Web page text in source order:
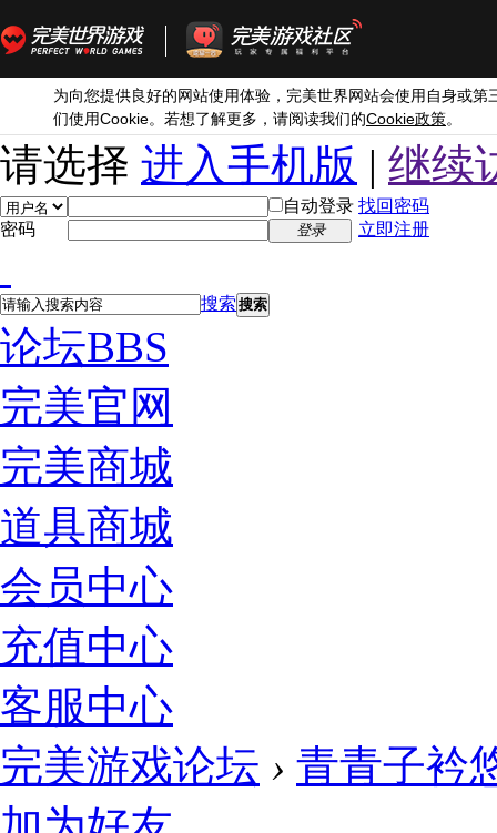
为向您提供良好的网站使用体验，完美世界网站会使用自身或第
们使用Cookie。若想了解更多，请阅读我们的Cookie政策。
请选择 进入手机版 | 继续
自动登录 找回密码
密码
登录 立即注册
搜索 搜索
论坛BBS
完美官网
完美商城
道具商城
会员中心
充值中心
客服中心
完美游戏论坛 › 青青子衿